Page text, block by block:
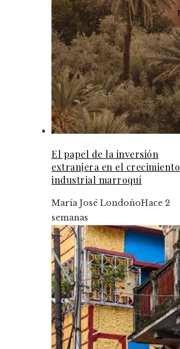
El papel de la inversión
extranjera en el crecimiento
industrial marroquí
María José LondoñoHace 2
semanas